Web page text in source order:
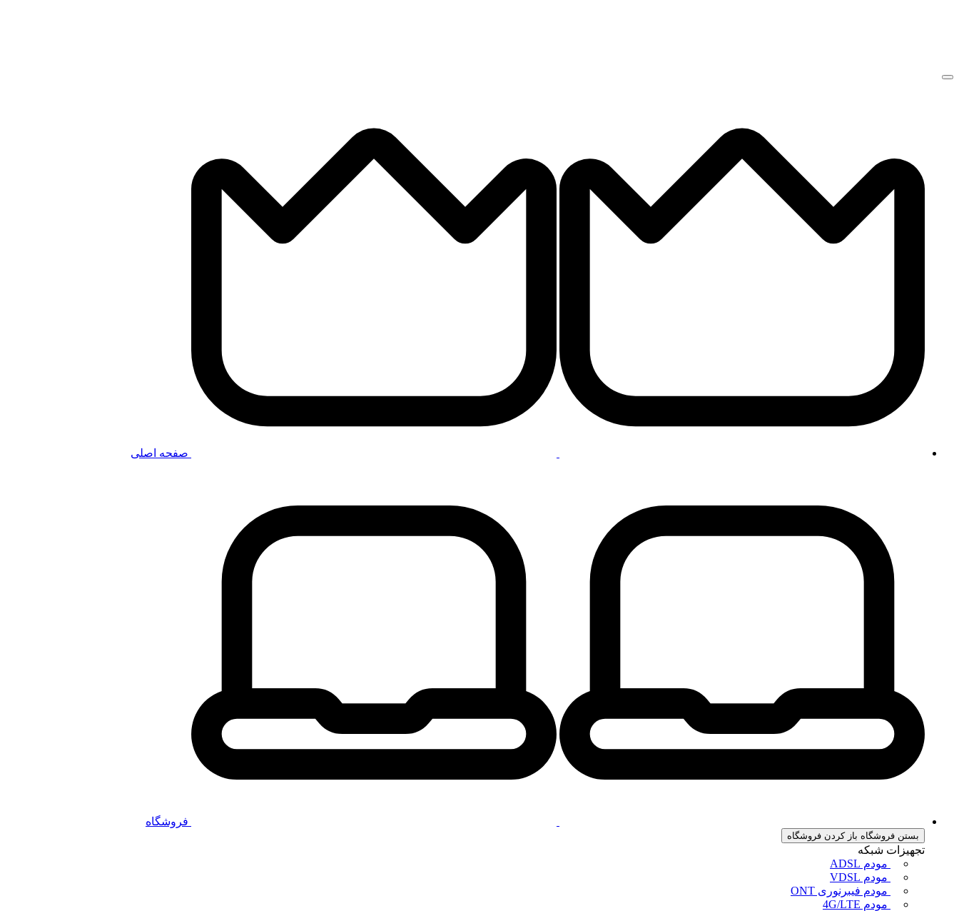
صفحه اصلی
فروشگاه
بستن فروشگاه باز کردن فروشگاه
تجهیزات شبکه
مودم ADSL
مودم VDSL
مودم فیبرنوری ONT
مودم 4G/LTE